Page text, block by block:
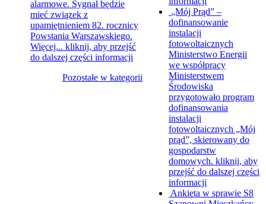
alarmowe. Sygnał będzie
mieć związek z
upamiętnieniem 82. rocznicy
Powstania Warszawskiego.
Więcej... kliknij, aby przejść
do dalszej części informacji
Pozostałe w kategorii
„Mój Prąd” –
dofinansowanie
instalacji
fotowoltaicznych
Ministerstwo Energii
we współpracy
Ministerstwem
Środowiska
przygotowało program
dofinansowania
instalacji
fotowoltaicznych „Mój
prąd”, skierowany do
gospodarstw
domowych. kliknij, aby
przejść do dalszej części
informacji
Ankieta w sprawie S8